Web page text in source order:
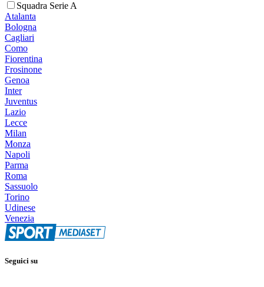
Squadra Serie A
Atalanta
Bologna
Cagliari
Como
Fiorentina
Frosinone
Genoa
Inter
Juventus
Lazio
Lecce
Milan
Monza
Napoli
Parma
Roma
Sassuolo
Torino
Udinese
Venezia
Seguici su